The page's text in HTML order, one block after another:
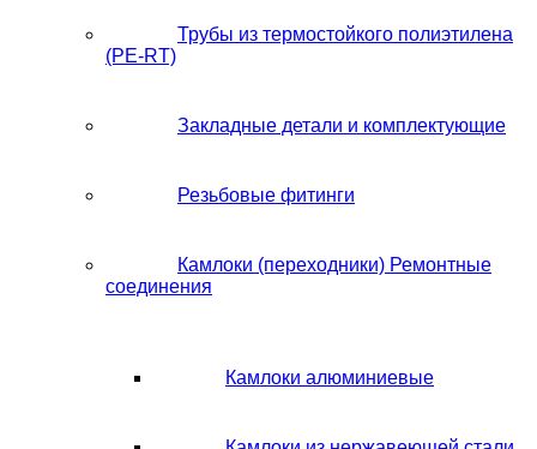
Трубы из термостойкого полиэтилена
(PE-RT)
Закладные детали и комплектующие
Резьбовые фитинги
Камлоки (переходники) Ремонтные
соединения
Камлоки алюминиевые